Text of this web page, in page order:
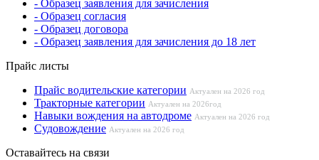
- Образец заявления для зачисления
- Образец согласия
- Образец договора
- Образец заявления для зачисления до 18 лет
Прайс листы
Прайс водительские категории Актуален на 2026 год
Тракторные категории Актуален на 2026год
Навыки вождения на автодроме Актуален на 2026 год
Судовождение Актуален на 2026 год
Оставайтесь на связи